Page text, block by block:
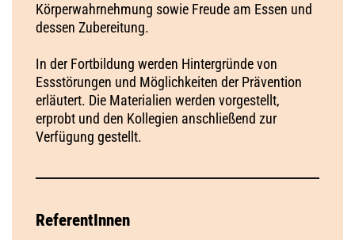
Körperwahrnehmung sowie Freude am Essen und
dessen Zubereitung.
In der Fortbildung werden Hintergründe von
Essstörungen und Möglichkeiten der Prävention
erläutert. Die Materialien werden vorgestellt,
erprobt und den Kollegien anschließend zur
Verfügung gestellt.
ReferentInnen